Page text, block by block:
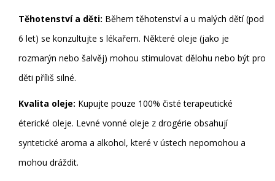
Těhotenství a děti: Během těhotenství a u malých dětí (pod
6 let) se konzultujte s lékařem. Některé oleje (jako je
rozmarýn nebo šalvěj) mohou stimulovat dělohu nebo být pro
děti příliš silné.
Kvalita oleje: Kupujte pouze 100% čisté terapeutické
éterické oleje. Levné vonné oleje z drogérie obsahují
syntetické aroma a alkohol, které v ústech nepomohou a
mohou dráždit.